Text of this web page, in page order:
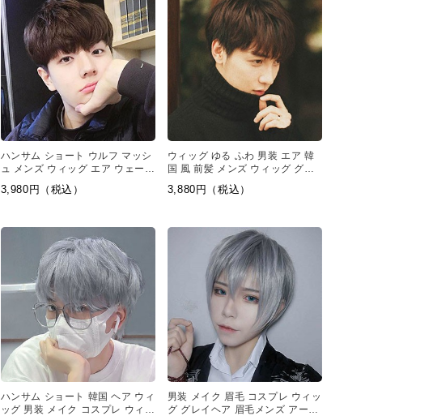
ハンサム ショート ウルフ マッシ
ュ メンズ ウィッグ エア ウェーブ
3,980円（税込）
ウィッグ ゆる ふわ 男装 エア 韓
国 風 前髪 メンズ ウィッグ グル
3,880円（税込）
ハンサム ショート 韓国 ヘア ウィ
ッグ 男装 メイク コスプレ ウィッ
男装 メイク 眉毛 コスプレ ウィッ
グ グレイヘア 眉毛メンズ アート